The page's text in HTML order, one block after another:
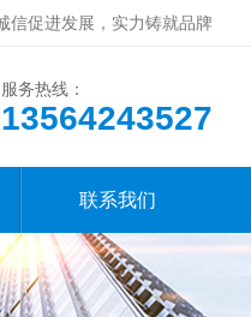
信促进发展，实力铸就品牌
服务热线：
13564243527
联系我们